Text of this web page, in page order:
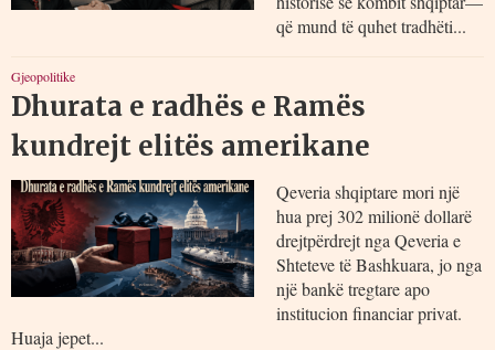
që mund të quhet tradhëti...
Gjeopolitike
Dhurata e radhës e Ramës
kundrejt elitës amerikane
Qeveria shqiptare mori një
hua prej 302 milionë dollarë
drejtpërdrejt nga Qeveria e
Shteteve të Bashkuara, jo nga
një bankë tregtare apo
institucion financiar privat.
Huaja jepet...